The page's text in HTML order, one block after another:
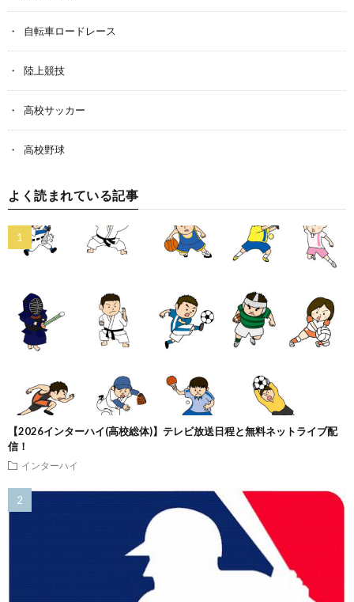
自転車ロードレース
陸上競技
高校サッカー
高校野球
よく読まれている記事
【2026インターハイ(高校総体)】テレビ放送日程と無料ネットライブ配
信！
インターハイ